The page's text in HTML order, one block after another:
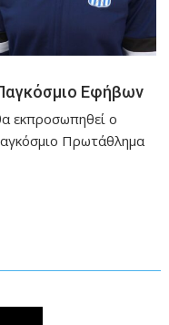
Εφήβων
εκπροσωπηθεί ο
Πρωτάθλημα